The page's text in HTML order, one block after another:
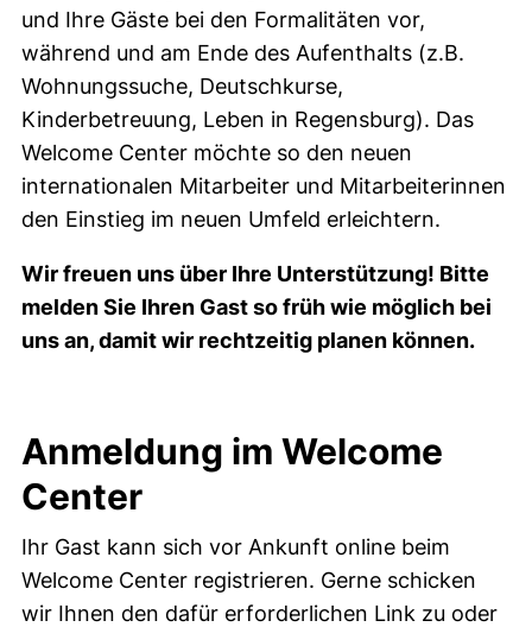
und Ihre Gäste bei den Formalitäten vor,
während und am Ende des Aufenthalts (z.B.
Wohnungssuche, Deutschkurse,
Kinderbetreuung, Leben in Regensburg). Das
Welcome Center möchte so den neuen
internationalen Mitarbeiter und Mitarbeiterinnen
den Einstieg im neuen Umfeld erleichtern.
Wir freuen uns über Ihre Unterstützung! Bitte
melden Sie Ihren Gast so früh wie möglich bei
uns an, damit wir rechtzeitig planen können.
Anmeldung im Welcome
Center
Ihr Gast kann sich vor Ankunft online beim
Welcome Center registrieren. Gerne schicken
wir Ihnen den dafür erforderlichen Link zu oder